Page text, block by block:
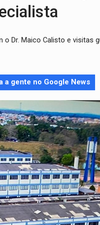
Dr. Maico Calisto e visitas
a gente no Google News